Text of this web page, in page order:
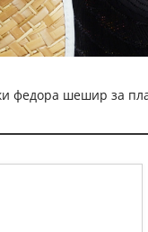
федора шешир за